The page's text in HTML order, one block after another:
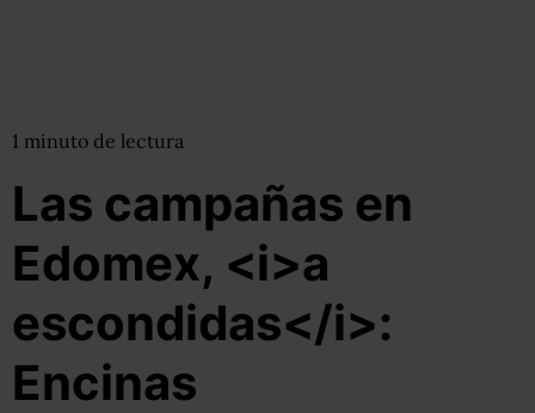
1 minuto de lectura
Las campañas en
Edomex, <i>a
escondidas</i>:
Encinas